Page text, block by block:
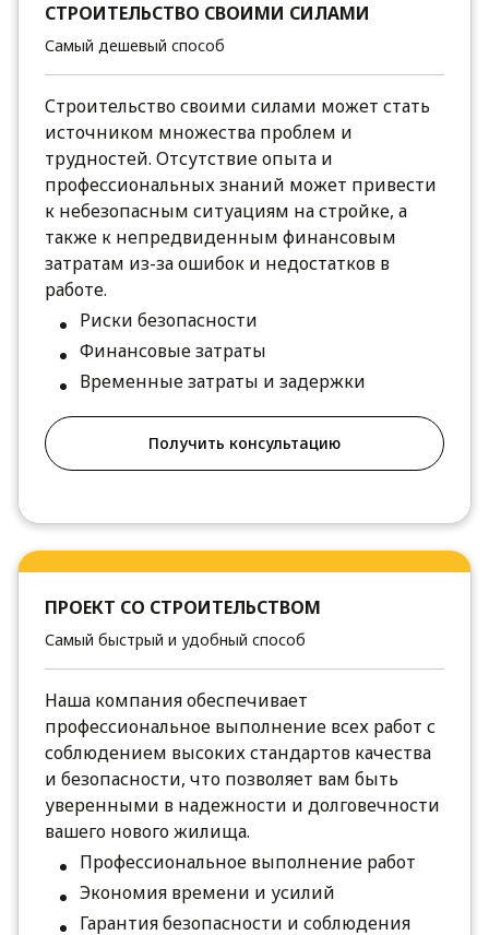
СТРОИТЕЛЬСТВО СВОИМИ СИЛАМИ
Самый дешевый способ
Строительство своими силами может стать
источником множества проблем и
трудностей. Отсутствие опыта и
профессиональных знаний может привести
к небезопасным ситуациям на стройке, а
также к непредвиденным финансовым
затратам из-за ошибок и недостатков в
работе.
Риски безопасности
Финансовые затраты
Временные затраты и задержки
Получить консультацию
ПРОЕКТ СО СТРОИТЕЛЬСТВОМ
Самый быстрый и удобный способ
Наша компания обеспечивает
профессиональное выполнение всех работ с
соблюдением высоких стандартов качества
и безопасности, что позволяет вам быть
уверенными в надежности и долговечности
вашего нового жилища.
Профессиональное выполнение работ
Экономия времени и усилий
Гарантия безопасности и соблюдения